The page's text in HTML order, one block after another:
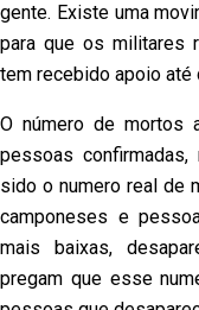
gente. Existe uma
para que os militares
tem recebido apoio
O número de mortos
pessoas
sido o numero real de
camponeses e
mais baixas,
pregam que esse